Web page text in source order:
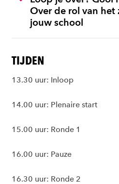
Over de rol van het
jouw school
TIJDEN
13.30 uur: Inloop
14.00 uur: Plenaire start
15.00 uur: Ronde 1
16.00 uur: Pauze
16.30 uur: Ronde 2